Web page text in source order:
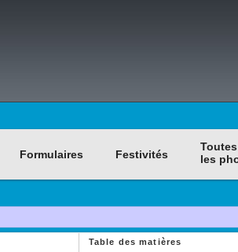
Formulaires Festivités
Toutes
les
Table des matières